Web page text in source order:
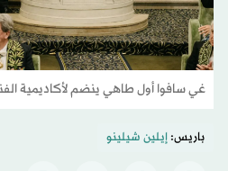
غي سافوا أول طاهي ينضم لأكاديمية
باريس:إيلين شيلينو